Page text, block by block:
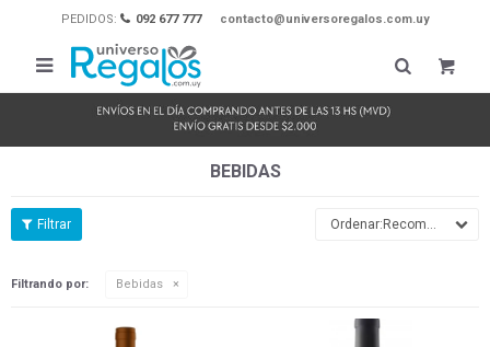
PEDIDOS: 092 677 777 contacto@universoregalos.com.uy

BEBIDAS
Recomendados
Filtrando por: Bebidas